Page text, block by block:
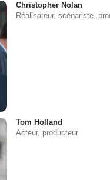
Christopher Nolan
Réalisateur, scénariste,
Tom Holland
Acteur, producteur